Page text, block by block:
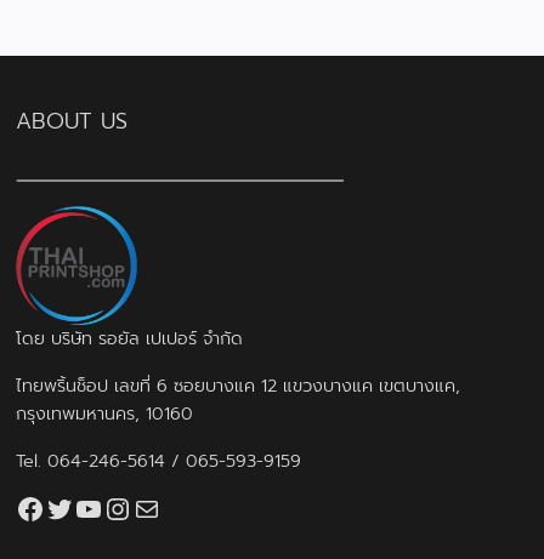
ABOUT US
โดย บริษัท รอยัล เปเปอร์ จำกัด
ไทยพริ้นช็อป เลขที่ 6 ซอยบางแค 12 แขวงบางแค เขตบางแค,
กรุงเทพมหานคร, 10160
Tel.064-246-5614 /065-593-9159
Facebook
Twitter
YouTube
Instagram
thaiprintshop.aw@gmail.com